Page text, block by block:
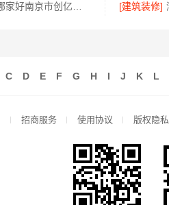
[建筑装修]
C D E F G H I J K L
招商服务 使用协议 版权隐私